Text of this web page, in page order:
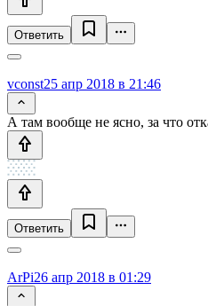
Ответить
vconst25 апр 2018 в 21:46
А там вообще не ясно, за что
Ответить
ArPi26 апр 2018 в 01:29